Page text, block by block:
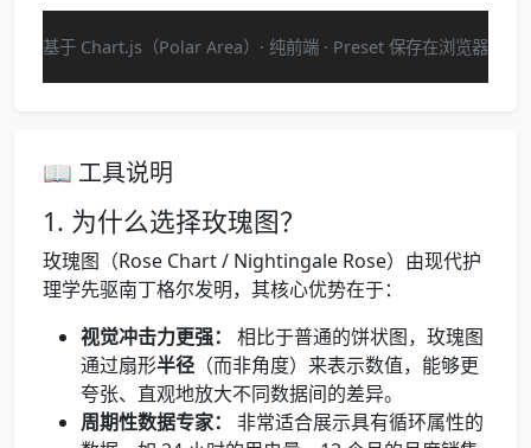
基于 Chart.js（Polar Area）· 纯前端 · Preset 保存在浏览器
📖 工具说明
1. 为什么选择玫瑰图？
玫瑰图（Rose Chart / Nightingale Rose）由现代护
理学先驱南丁格尔发明，其核心优势在于：
视觉冲击力更强：
相比于普通的饼状图，玫瑰图
通过扇形半径 （而非角度）来表示数值，能够更
夸张、直观地放大不同数据间的差异。
周期性数据专家：
非常适合展示具有循环属性的